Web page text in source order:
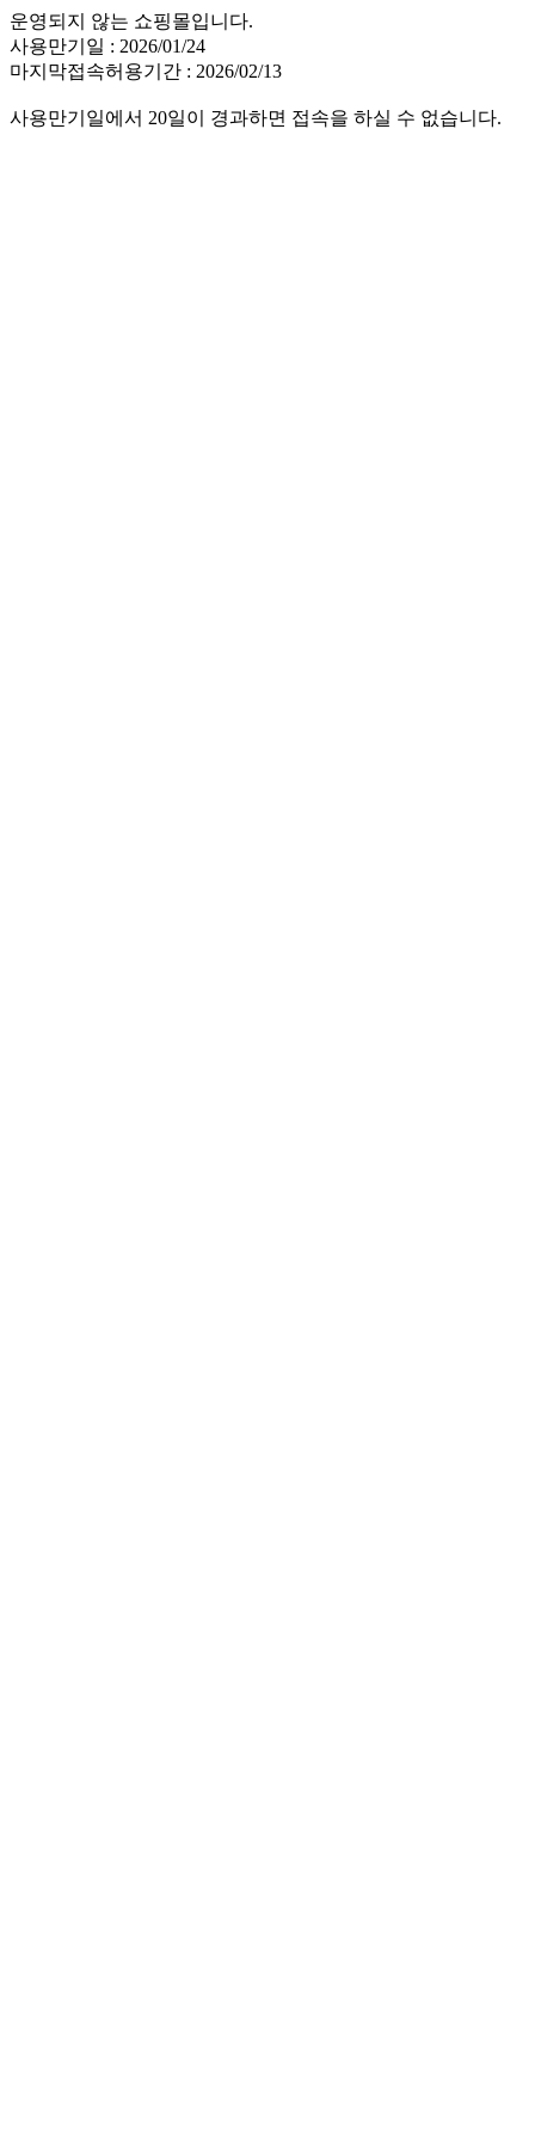
운영되지 않는 쇼핑몰입니다.
사용만기일 : 2026/01/24
마지막접속허용기간 : 2026/02/13
사용만기일에서 20일이 경과하면 접속을 하실 수 없습니다.